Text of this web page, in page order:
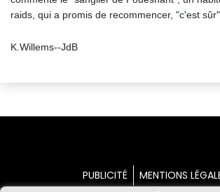
raids, qui a promis de recommencer, "c'est
K.Willems--JdB
PUBLICITÉ
MENTIONS